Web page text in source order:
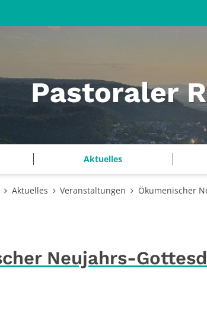
Pastoraler
Aktuelles
Aktuelles Veranstaltungen Ökumenischer
Neujahrs-